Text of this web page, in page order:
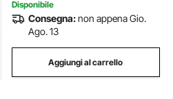
Disponibile
Consegna:non appena Gio.
Ago. 13
Aggiungi al carrello